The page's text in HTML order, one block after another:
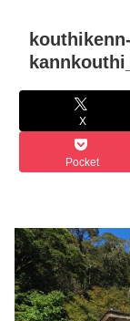
X
Pocket